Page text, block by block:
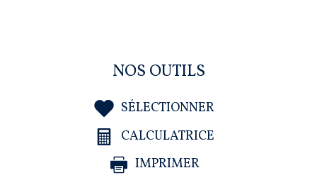
NOS OUTILS
SÉLECTIONNER
CALCULATRICE
IMPRIMER